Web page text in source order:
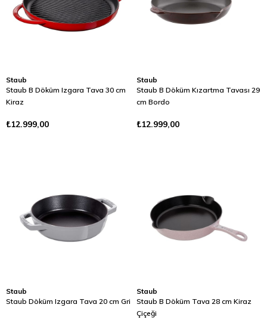
Staub
Staub B Döküm Izgara Tava 30 cm
Kiraz
₺12.999,00
Staub
Staub B Döküm Kızartma Tavası 29
cm Bordo
₺12.999,00
Staub
Staub Döküm Izgara Tava 20 cm Gri
Staub
Staub B Döküm Tava 28 cm Kiraz
Çiçeği